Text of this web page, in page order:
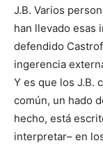
J.B. Varios
han llevado esas
defendido
ingerencia
Y es que los J.B.
común, un hado
hecho, está
interpretar– en